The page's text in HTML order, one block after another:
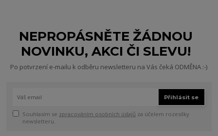
NEPROPÁSNĚTE ŽÁDNOU
NOVINKU, AKCI ČI SLEVU!
Po potvrzení e-mailu k odběru newsletteru na Vás čeká ODMĚNA :-)
Přihlásit se
Souhlasím se zpracováním osobních údajů za účelem rozesílky
newsletteru.